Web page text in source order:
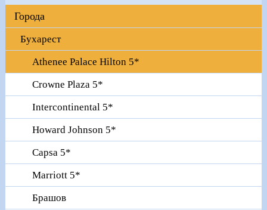
Города
Бухарест
Athenee Palace Hilton 5*
Crowne Plaza 5*
Intercontinental 5*
Howard Johnson 5*
Capsa 5*
Marriott 5*
Брашов